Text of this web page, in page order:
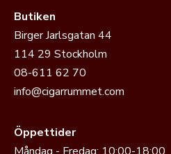
Butiken
Birger Jarlsgatan 44
114 29 Stockholm
08-611 62 70
info@cigarrummet.com
Öppettider